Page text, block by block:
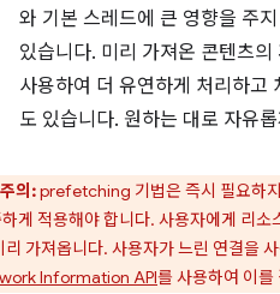
와 기본 스레드에 큰 영향을 주
있습니다. 미리 가져온 콘텐츠
사용하여 더 유연하게 처리하고
도 있습니다. 원하는 대로 자유
주의:prefetching 기법은 즉시 필요하
게 적용해야 합니다. 사용자에게 리
리 가져옵니다. 사용자가 느린 연결을
Information API를 사용하여 이를